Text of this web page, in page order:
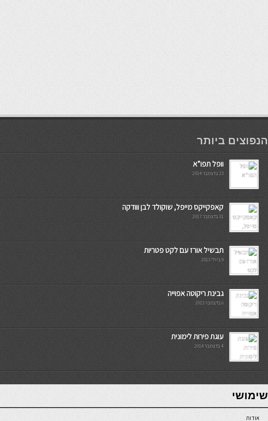
мостбет кг
הנפוצים ביותר
וופל תפו”א
23 בדצמבר 2014
קאפקייקס מייפל, שוקולד לבן ווודקה
31 בדצמבר 2017
תבשיל אורז עם לקט פטריות
9 ביולי 2013
גבינת ריקוטה אפוייה
6 בדצמבר 2013
עוגת פירות לימונית
4 בדצמבר 2014
7slots
seriöse online casinos österreich
שימושי
אודות